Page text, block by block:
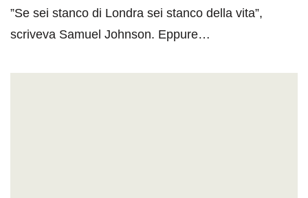
”Se sei stanco di Londra sei stanco della vita”,
scriveva Samuel Johnson. Eppure…